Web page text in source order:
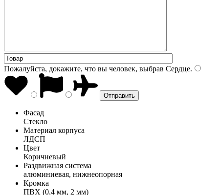
Пожалуйста, докажите, что вы человек, выбрав Сердце.
Фасад
Стекло
Материал корпуса
ЛДСП
Цвет
Коричневый
Раздвижная система
алюминиевая, нижнеопорная
Кромка
ПВХ (0,4 мм, 2 мм)